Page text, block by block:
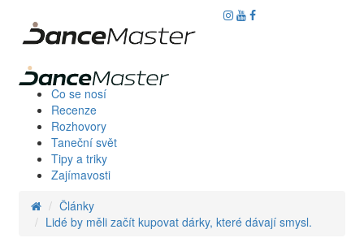
Co se nosí
Recenze
Rozhovory
Taneční svět
Tipy a triky
Zajímavosti
Články
Lidé by měli začít kupovat dárky, které dávají smysl.